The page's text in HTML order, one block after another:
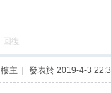
回復
樓主 發表於 2019-4-3